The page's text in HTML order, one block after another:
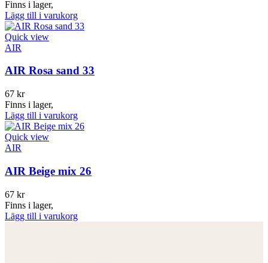
Finns i lager,
Lägg till i varukorg
Quick view
AIR
AIR Rosa sand 33
67 kr
Finns i lager,
Lägg till i varukorg
Quick view
AIR
AIR Beige mix 26
67 kr
Finns i lager,
Lägg till i varukorg